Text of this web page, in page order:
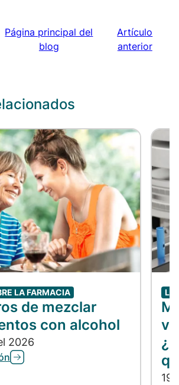
Página principal del
blog
Artículo
anterior
LA FARMACIA
de mezclar
con alcohol
2026
LO
19